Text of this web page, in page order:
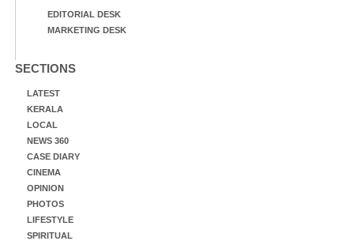
EDITORIAL DESK
MARKETING DESK
SECTIONS
LATEST
KERALA
LOCAL
NEWS 360
CASE DIARY
CINEMA
OPINION
PHOTOS
LIFESTYLE
SPIRITUAL